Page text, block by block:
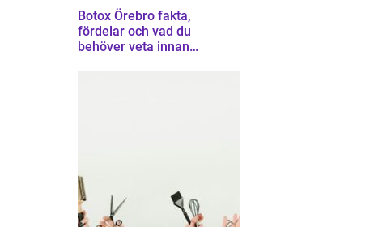
Botox Örebro fakta,
fördelar och vad du
behöver veta innan